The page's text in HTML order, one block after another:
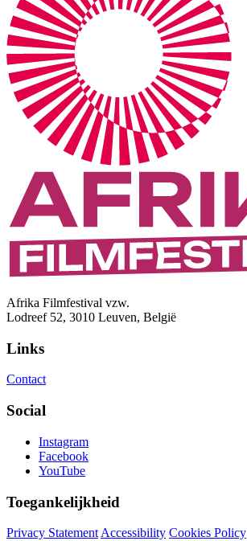
Afrika Filmfestival vzw.
Lodreef 52, 3010 Leuven, België
Links
Contact
Social
Instagram
Facebook
YouTube
Toegankelijkheid
Privacy Statement Accessibility Cookies Policy